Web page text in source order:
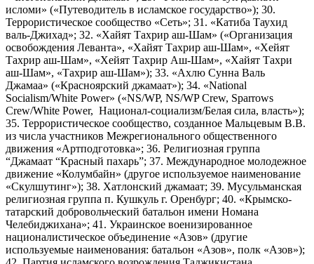
исломи» («Путеводитель в исламское государство»); 30.
Террористическое сообщество «Сеть»; 31. «Катиба Таухид
валь-Джихад»; 32. «Хайят Тахрир аш-Шам» («Организация
освобождения Леванта», «Хайят Тахрир аш-Шам», «Хейят
Тахрир аш-Шам», «Хейят Тахрир Аш-Шам», «Хайят Тахри
аш-Шам», «Тахрир аш-Шам»); 33. «Ахлю Сунна Валь
Джамаа» («Красноярский джамаат»); 34. «National
Socialism/White Power» («NS/WP, NS/WP Crew, Sparrows
Crew/White Power, Национал-социализм/Белая сила, власть»);
35. Террористическое сообщество, созданное Мальцевым В.В.
из числа участников Межрегионального общественного
движения «Артподготовка»; 36. Религиозная группа
“Джамаат “Красный пахарь”; 37. Международное молодежное
движение «Колумбайн» (другое используемое наименование
«Скулшутинг»); 38. Хатлонский джамаат; 39. Мусульманская
религиозная группа п. Кушкуль г. Оренбург; 40. «Крымско-
татарский добровольческий батальон имени Номана
Челебиджихана»; 41. Украинское военизированное
националистическое объединение «Азов» (другие
используемые наименования: батальон «Азов», полк «Азов»);